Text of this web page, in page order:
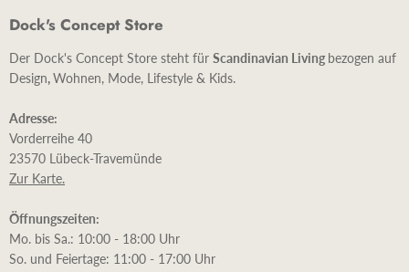
Dock's Concept Store
Der Dock's Concept Store steht für Scandinavian Living bezogen auf
Design,Wohnen, Mode, Lifestyle & Kids.
Adresse:
Vorderreihe 40
23570 Lübeck-Travemünde
Zur Karte.
Öffnungszeiten:
Mo. bis Sa.: 10:00 - 18:00 Uhr
So. und Feiertage: 11:00 - 17:00 Uhr